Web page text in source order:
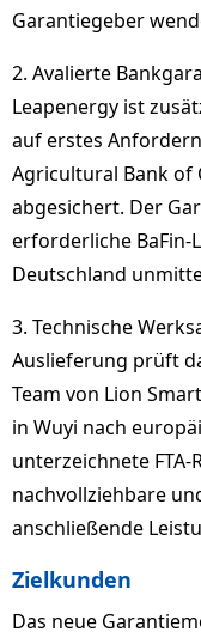
Garantiegeber
2. Avalierte
Leapenergy ist
auf erstes
Agricultural Bank of
abgesichert. Der
erforderliche BaFin-
Deutschland
3. Technische
Auslieferung prüft
Team von Lion
in Wuyi nach
unterzeichnete
nachvollziehbare
anschließende
Zielkunden
Das neue